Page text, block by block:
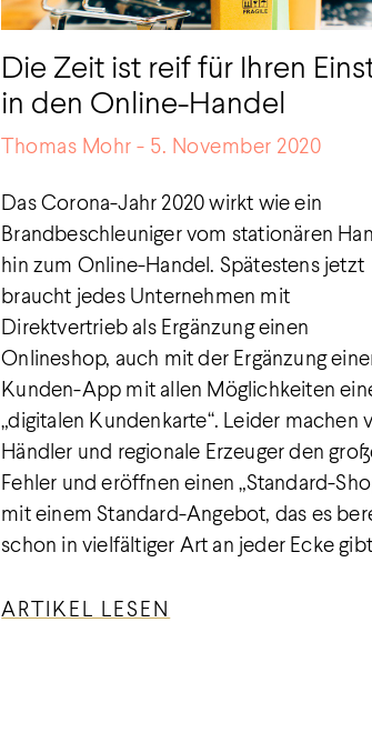
Die Zeit ist reif für Ihren
in den Online-Handel
Thomas Mohr 5. November 2020
Das Corona-Jahr 2020 wirkt wie ein
Brandbeschleuniger vom stationären
hin zum Online-Handel. Spätestens jetzt
braucht jedes Unternehmen mit
Direktvertrieb als Ergänzung einen
Onlineshop, auch mit der Ergänzung
Kunden-App mit allen Möglichkeiten
„digitalen Kundenkarte“. Leider machen
Händler und regionale Erzeuger den
Fehler und eröffnen einen „Standard-
mit einem Standard-Angebot, das es
schon in vielfältiger Art an jeder Ecke
ARTIKEL LESEN